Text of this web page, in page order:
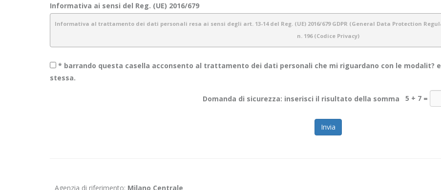
Informativa ai sensi del Reg. (UE) 2016/679
Informativa al trattamento dei dati personali resa ai sensi degli art. 13-14 del Reg. (UE) 2016/679 GDPR (General Data Protection
n. 196 (Codice Privacy)
1.Introduzione
garantiamo sicurezza e riservatezza durante l’elaborazione delle informazioni personali dei nostri utenti.
informazioni raccolte tramite canali diversi dal presente sito web. Lo scopo di questa informativa è di fornire la massima trasparenza
* barrando questa casella acconsento al trattamento dei dati personali che mi riguardano con le modalit?
stessa.
Domanda di sicurezza: inserisci il risultato della somma 5 + 7=
Agenzia di riferimento: Milano Centrale